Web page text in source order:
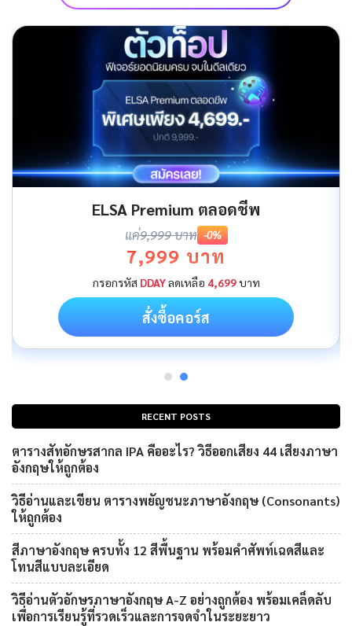
RECENT POSTS
ตารางสัทอักษรสากล IPA คืออะไร? วิธีออกเสียง 44 เสียงภาษา
อังกฤษให้ถูกต้อง
วิธีอ่านและเขียน ตารางพยัญชนะภาษาอังกฤษ (Consonants)
ให้ถูกต้อง
สีภาษาอังกฤษ ครบทั้ง 12 สีพื้นฐาน พร้อมคำศัพท์เฉดสีและ
โทนสีแบบละเอียด
วิธีอ่านตัวอักษรภาษาอังกฤษ A-Z อย่างถูกต้อง พร้อมเคล็ดลับ
เพื่อการเรียนรู้ที่รวดเร็วและการจดจำในระยะยาว
ELSA Premium ตลอดชีพ
แค่9,999 บาท -0%
7,999 บาท
กรอกรหัส DDAYลดเหลือ 4,699บาท
สั่งซื้อคอร์ส